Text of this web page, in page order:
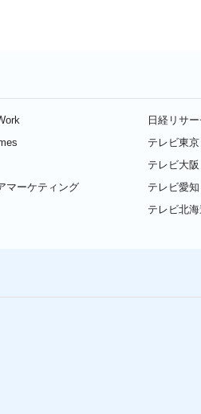
マーケティング
日経リサー
テレビ東京
テレビ大阪
テレビ愛知
テレビ北海